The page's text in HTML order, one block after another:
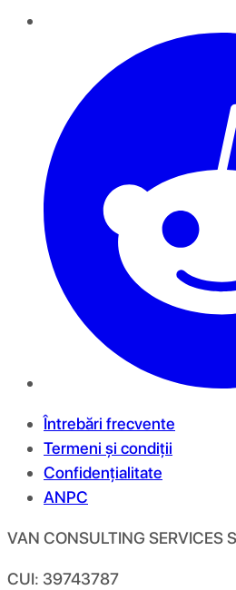
Întrebări frecvente
Termeni și condiții
Confidențialitate
ANPC
VAN CONSULTING SERVICES
CUI: 39743787